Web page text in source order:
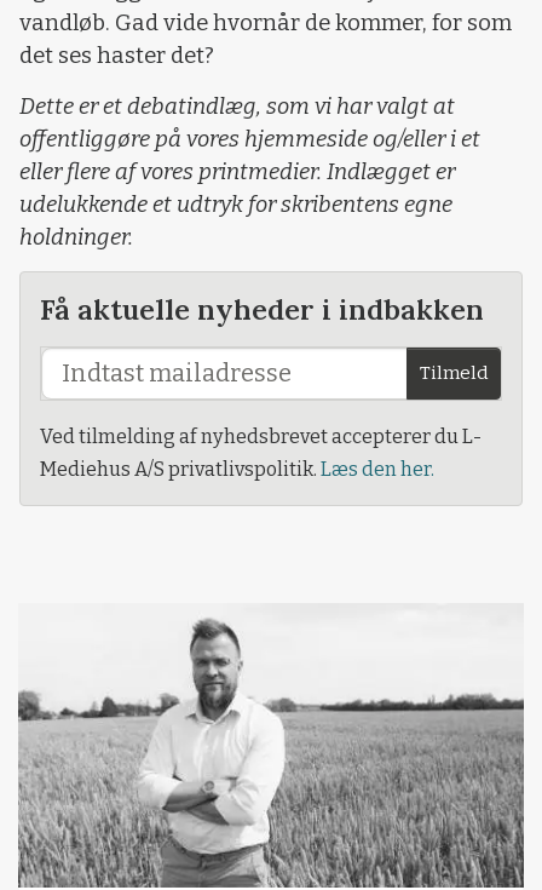
vandløb. Gad vide hvornår de kommer, for som
det ses haster det?
Dette er et debatindlæg, som vi har valgt at
offentliggøre på vores hjemmeside og/eller i et
eller flere af vores printmedier. Indlægget er
udelukkende et udtryk for skribentens egne
holdninger.
Få aktuelle nyheder i indbakken
Tilmeld
Ved tilmelding af nyhedsbrevet accepterer du L-
Mediehus A/S privatlivspolitik. Læs den her.